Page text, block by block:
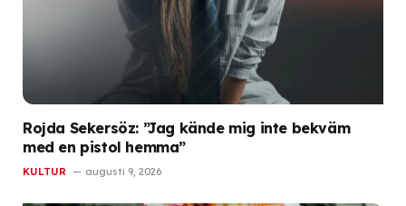
Rojda Sekersöz: ”Jag kände mig inte bekväm
med en pistol hemma”
KULTUR augusti 9, 2026